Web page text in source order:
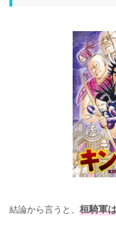
結論から言うと、 桓騎軍